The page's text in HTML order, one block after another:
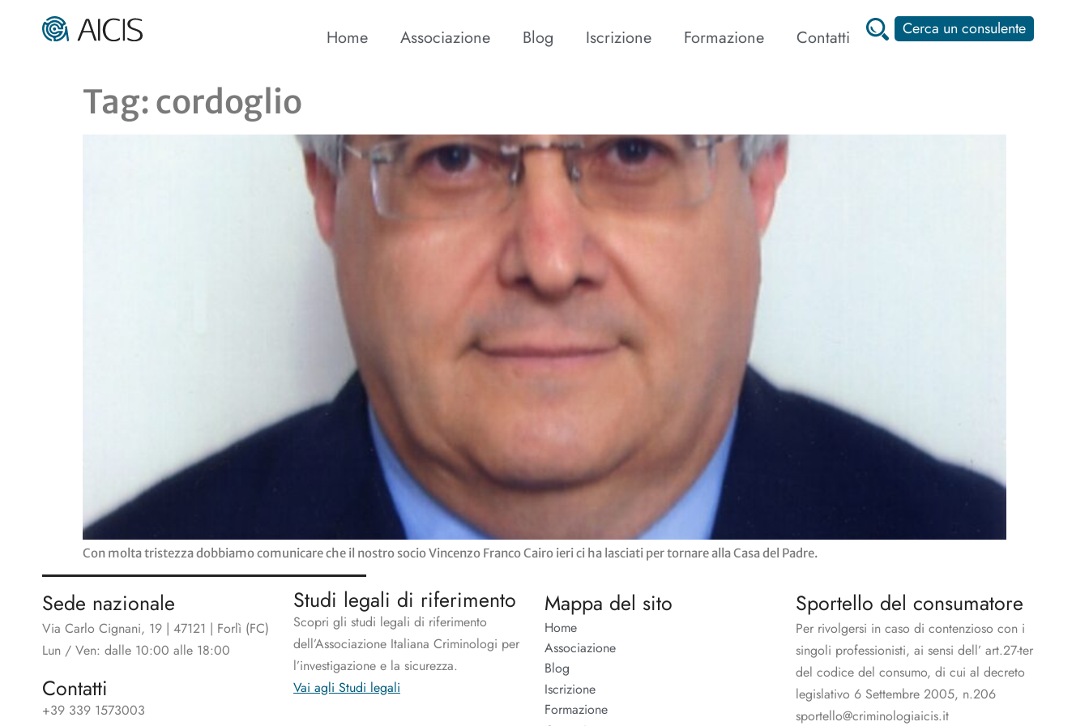
Home Associazione Blog Iscrizione Formazione Contatti Cerca un consulente
Tag: cordoglio
Con molta tristezza dobbiamo comunicare che il nostro socio Vincenzo Franco Cairo ieri ci ha lasciati per tornare alla Casa del Padre.
Sede nazionale
Via Carlo Cignani, 19 | 47121 | Forlì (FC)
Lun / Ven: dalle 10:00 alle 18:00
Contatti
+39 339 1573003
Studi legali di riferimento
Scopri gli studi legali di riferimento
dell’Associazione Italiana Criminologi per
l’investigazione e la sicurezza.
Vai agli Studi legali
Mappa del sito
Home
Associazione
Blog
Iscrizione
Formazione
Sportello del consumatore
Per rivolgersi in caso di contenzioso con i
singoli professionisti, ai sensi dell’ art.27-ter
del codice del consumo, di cui al decreto
legislativo 6 Settembre 2005, n.206
sportello@criminologiaicis.it